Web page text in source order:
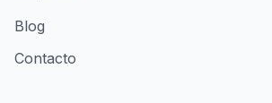
Blog
Contacto